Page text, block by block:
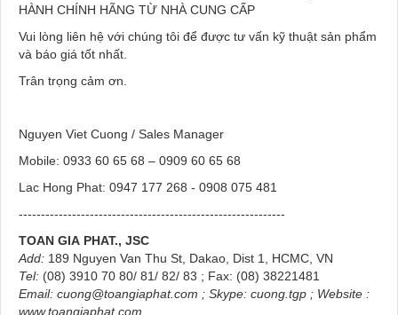
HÀNH CHÍNH HÃNG TỪ NHÀ CUNG CẤP
Vui lòng liên hệ với chúng tôi để được tư vấn kỹ thuật sản phẩm
và báo giá tốt nhất.
Trân trọng cảm ơn.
Nguyen Viet Cuong / Sales Manager
Mobile: 0933 60 65 68 – 0909 60 65 68
Lac Hong Phat: 0947 177 268 - 0908 075 481
------------------------------------------------------------
TOAN GIA PHAT., JSC
Add: 189 Nguyen Van Thu St, Dakao, Dist 1, HCMC, VN
Tel: (08) 3910 70 80/ 81/ 82/ 83 ; Fax: (08) 38221481
Email: cuong@toangiaphat.com ; Skype: cuong.tgp ; Website :
www.toangiaphat.com